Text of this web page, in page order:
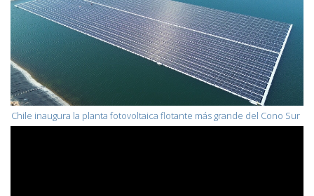
Chile inaugura la planta fotovoltaica flotante más grande del Cono Sur